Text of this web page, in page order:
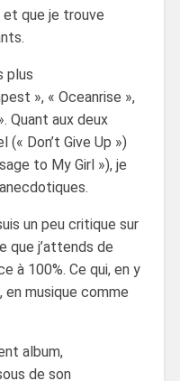
et que je trouve
plus
», « Oceanrise »,
Quant aux deux
(« Don’t Give Up »)
to My Girl »), je
un peu critique sur
que j’attends de
à 100%. Ce qui, en y
en musique comme
album,
de son